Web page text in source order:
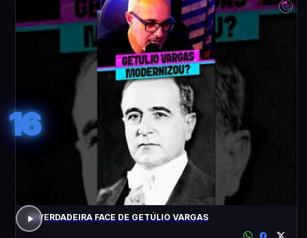
16
A VERDADEIRA FACE DE GETÚLIO VARGAS